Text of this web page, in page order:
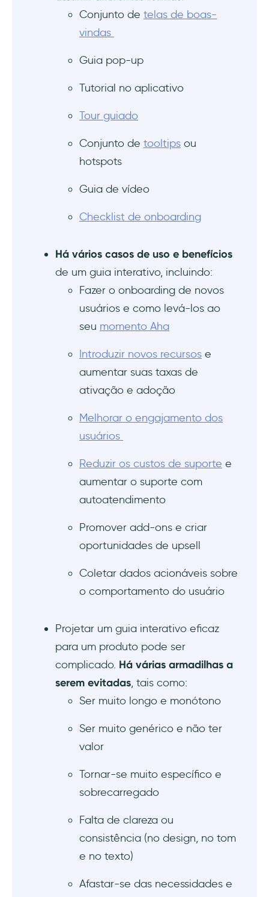
para inspiração
mal executados
Wes Bush
Ramli John
Conclusão
Perguntas Frequentes
Conjunto de telas de boas-
vindas
Guia pop-up
Tutorial no aplicativo
Tour guiado
Conjunto de tooltips ou
hotspots
Guia de vídeo
Checklist de onboarding
Há vários casos de uso e benefícios
de um guia interativo, incluindo:
Fazer o onboarding de novos
usuários e como levá-los ao
seu momento Aha
Introduzir novos recursos e
aumentar suas taxas de
ativação e adoção
Melhorar o engajamento dos
usuários
Reduzir os custos de suporte e
aumentar o suporte com
autoatendimento
Promover add-ons e criar
oportunidades de upsell
Coletar dados acionáveis sobre
o comportamento do usuário
Projetar um guia interativo eficaz
para um produto pode ser
complicado. Há várias armadilhas a
serem evitadas, tais como:
Ser muito longo e monótono
Ser muito genérico e não ter
valor
Tornar-se muito específico e
sobrecarregado
Falta de clareza ou
consistência (no design, no tom
e no texto)
Afastar-se das necessidades e